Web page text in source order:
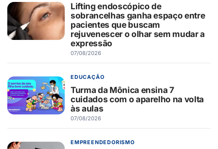
Lifting endoscópico de
sobrancelhas ganha espaço entre
pacientes que buscam
rejuvenescer o olhar sem mudar a
expressão
07/08/2026
EDUCAÇÃO
Turma da Mônica ensina 7
cuidados com o aparelho na volta
às aulas
07/08/2026
EMPREENDEDORISMO